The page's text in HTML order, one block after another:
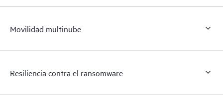
Movilidad multinube
Resiliencia contra el ransomware